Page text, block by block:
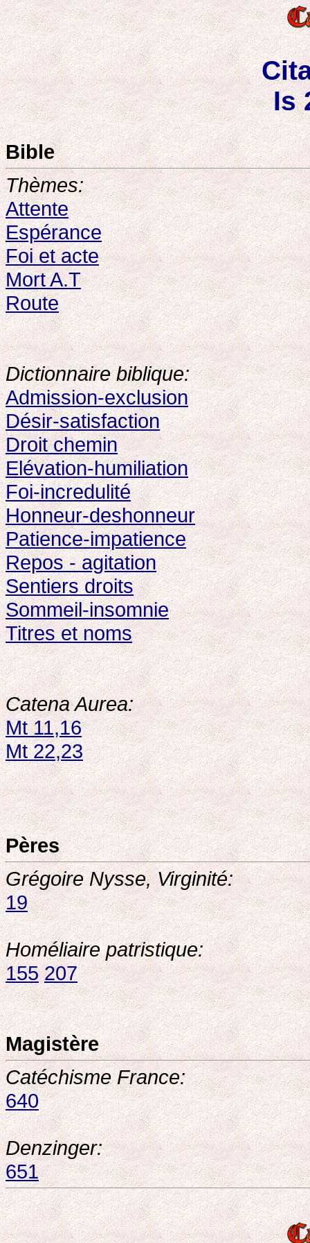
Is
Bible
Thèmes:
Attente
Espérance
Foi et acte
Mort A.T
Route
Dictionnaire biblique:
Admission-exclusion
Désir-satisfaction
Droit chemin
Elévation-humiliation
Foi-incredulité
Honneur-deshonneur
Patience-impatience
Repos - agitation
Sentiers droits
Sommeil-insomnie
Titres et noms
Catena Aurea:
Mt 11,16
Mt 22,23
Pères
Grégoire Nysse, Virginité:
19
Homéliaire patristique:
155 207
Magistère
Catéchisme France:
640
Denzinger:
651